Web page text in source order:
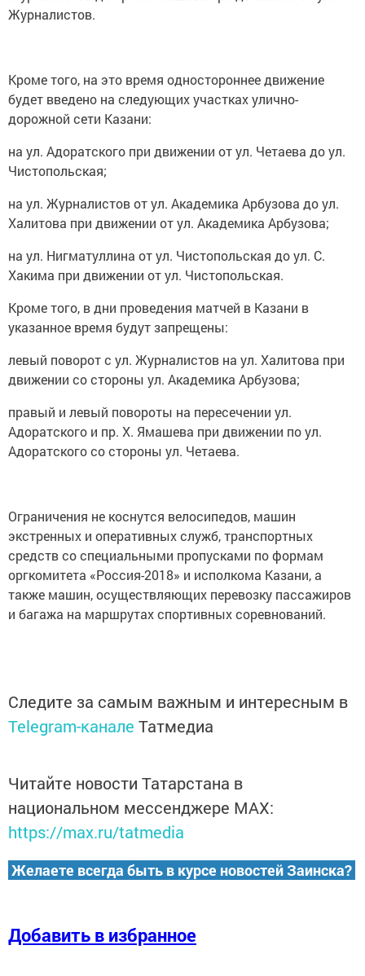
Журналистов.
Кроме того, на это время одностороннее движение
будет введено на следующих участках улично-
дорожной сети Казани:
на ул. Адоратского при движении от ул. Четаева до ул.
Чистопольская;
на ул. Журналистов от ул. Академика Арбузова до ул.
Халитова при движении от ул. Академика Арбузова;
на ул. Нигматуллина от ул. Чистопольская до ул. С.
Хакима при движении от ул. Чистопольская.
Кроме того, в дни проведения матчей в Казани в
указанное время будут запрещены:
левый поворот с ул. Журналистов на ул. Халитова при
движении со стороны ул. Академика Арбузова;
правый и левый повороты на пересечении ул.
Адоратского и пр. Х. Ямашева при движении по ул.
Адоратского со стороны ул. Четаева.
Ограничения не коснутся велосипедов, машин
экстренных и оперативных служб, транспортных
средств со специальными пропусками по формам
оргкомитета «Россия-2018» и исполкома Казани, а
также машин, осуществляющих перевозку пассажиров
и багажа на маршрутах спортивных соревнований.
Следите за самым важным и интересным в
Telegram-канале Татмедиа
Читайте новости Татарстана в
национальном мессенджере MАХ:
https://max.ru/tatmedia
Желаете всегда быть в курсе новостей Заинска?
Добавить в избранное